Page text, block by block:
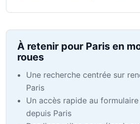
À retenir pour Paris en
roues
Une recherche centrée sur
Paris
Un accès rapide au
depuis Paris